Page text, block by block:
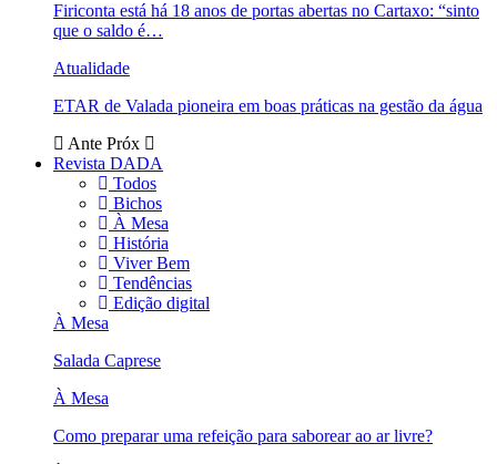
Firiconta está há 18 anos de portas abertas no Cartaxo: “sinto
que o saldo é…
Atualidade
ETAR de Valada pioneira em boas práticas na gestão da água
Ante Próx
Revista DADA
Todos
Bichos
À Mesa
História
Viver Bem
Tendências
Edição digital
À Mesa
Salada Caprese
À Mesa
Como preparar uma refeição para saborear ao ar livre?